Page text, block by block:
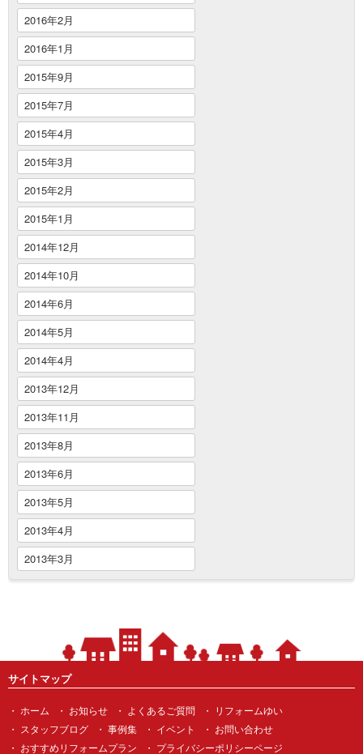
2016年2月
2016年1月
2015年9月
2015年7月
2015年4月
2015年3月
2015年2月
2015年1月
2014年12月
2014年10月
2014年6月
2014年5月
2014年4月
2013年12月
2013年11月
2013年8月
2013年6月
2013年5月
2013年4月
2013年3月
サイトマップ
ホーム お知らせ よくあるご質問
リフォームゆい
スタッフブログ
事例集 イベント
お問い合わせ
おすすめリフォームプラン
プライバシーポリシーページ